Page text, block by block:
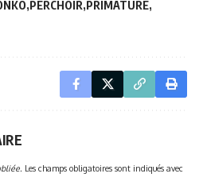
PERCHOIR PRIMATURE
Les champs obligatoires sont indiqués avec